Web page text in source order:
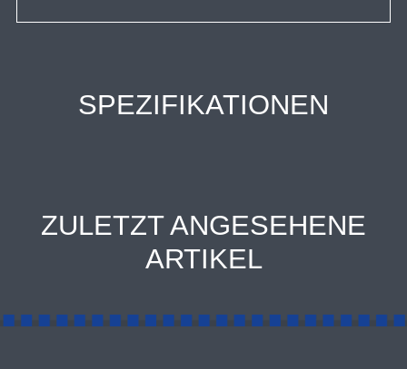
SPEZIFIKATIONEN
ZULETZT ANGESEHENE
ARTIKEL